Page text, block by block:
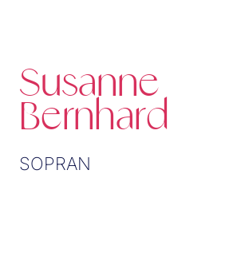
Susanne
Bernhard
SOPRAN